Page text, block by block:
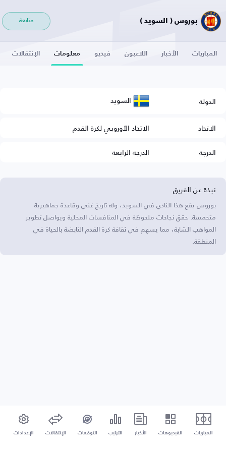
بوروس ( السويد ) متابعة
المباريات الأخبار اللاعبون فيديو معلومات الإنتقالات
الدولة السويد
الاتحاد
الاتحاد الأوروبي لكرة القدم
الدرجة
الدرجة الرابعة
نبذة عن الفريق
بوروس يقع هذا النادي في السويد، وله تاريخ غني وقاعدة جماهيرية
متحمسة. حقق نجاحات ملحوظة في المنافسات المحلية ويواصل تطوير
المواهب الشابة، مما يسهم في ثقافة كرة القدم النابضة بالحياة في
المنطقة.
المباريات الفيديوهات الأخبار الترتيب التوقعات الإنتقالات الإعدادات